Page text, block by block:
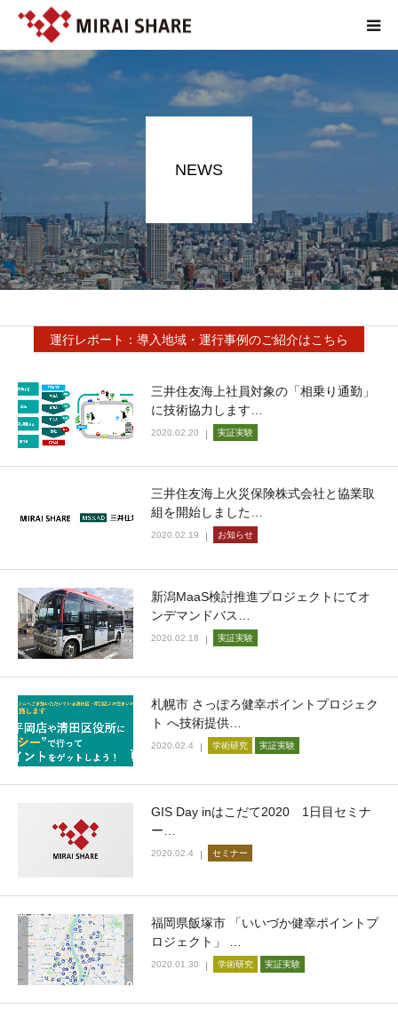
NEWS
運行レポート：導入地域・運行事例のご紹介はこちら
三井住友海上社員対象の「相乗り通勤」
に技術協力します…
2020.02.20 実証実験
三井住友海上火災保険株式会社と協業取
組を開始しました…
2020.02.19 お知らせ
新潟MaaS検討推進プロジェクトにてオ
ンデマンドバス…
2020.02.18 実証実験
札幌市 さっぽろ健幸ポイントプロジェク
ト へ技術提供…
2020.02.4 学術研究 実証実験
GIS Day inはこだて2020 1日目セミナ
ー…
2020.02.4 セミナー
福岡県飯塚市 「いいづか健幸ポイントプ
ロジェクト」 …
2020.01.30 学術研究 実証実験
NEWS
TECHNOLOGY
SERVICE
REPORT
ABOUT